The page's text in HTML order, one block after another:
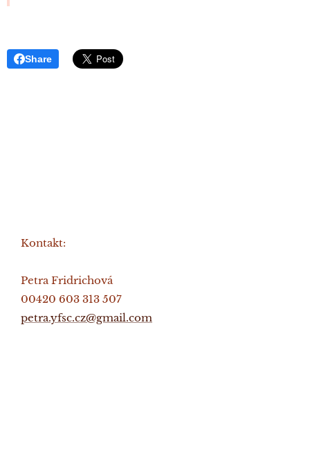
Share
Kontakt:
Petra Fridrichová
00420 603 313 507
petra.yfsc.cz@gmail.com